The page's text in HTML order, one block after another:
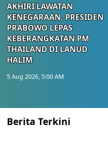
AKHIRI LAWATAN
KENEGARAAN, PRESIDEN
PRABOWO LEPAS
KEBERANGKATAN PM
THAILAND DI LANUD
HALIM
5 Aug 2026, 5:00 AM
Berita Terkini